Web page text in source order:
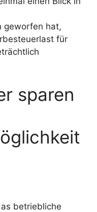
geworfen hat,
für
sparen
betriebliche